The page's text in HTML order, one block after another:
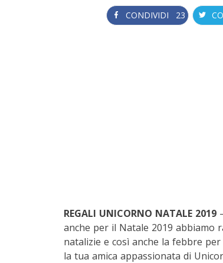
CONDIVIDI 23
REGALI UNICORNO NATALE 2019
anche per il Natale 2019 abbiamo
natalizie e così anche la febbre
la tua amica appassionata di